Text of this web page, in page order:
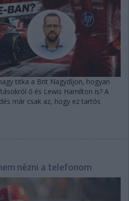
titka a Brit Nagydíjon, hogyan
ő és Lewis Hamilton is? A
már csak az, hogy ez tartós
nézni a telefonom